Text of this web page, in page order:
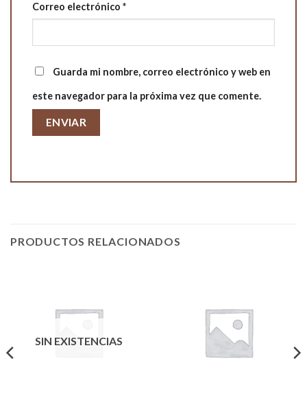
Correo electrónico *
Guarda mi nombre, correo electrónico y web en
este navegador para la próxima vez que comente.
PRODUCTOS RELACIONADOS
SIN EXISTENCIAS